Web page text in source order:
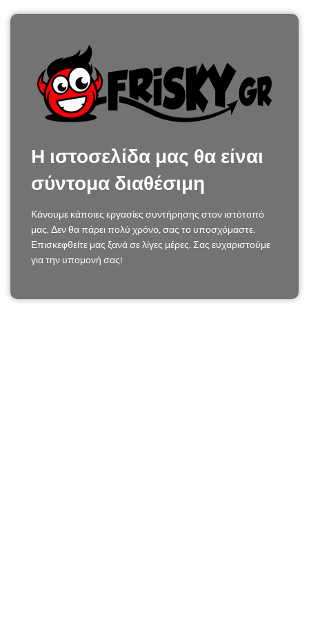
Η ιστοσελίδα μας θα είναι
σύντομα διαθέσιμη
Κάνουμε κάποιες εργασίες συντήρησης στον ιστότοπό
μας. Δεν θα πάρει πολύ χρόνο, σας το υποσχόμαστε.
Επισκεφθείτε μας ξανά σε λίγες μέρες. Σας ευχαριστούμε
για την υπομονή σας!